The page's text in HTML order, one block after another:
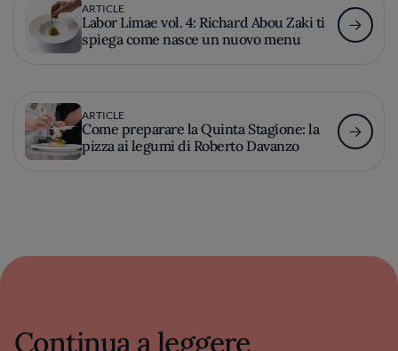
ARTICLE
Labor Limae vol. 4: Richard Abou Zaki ti
spiega come nasce un nuovo menu
ARTICLE
Come preparare la Quinta Stagione: la
pizza ai legumi di Roberto Davanzo
Continua a leggere